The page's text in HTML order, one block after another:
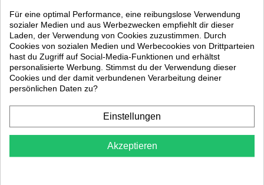
 In den Warenkorb
Auf Lager
Für eine optimal Performance, eine reibungslose Verwendung
sozialer Medien und aus Werbezwecken empfiehlt dir dieser
Laden, der Verwendung von Cookies zuzustimmen. Durch
Cookies von sozialen Medien und Werbecookies von Drittparteien
hast du Zugriff auf Social-Media-Funktionen und erhältst
personalisierte Werbung. Stimmst du der Verwendung dieser
Cookies und der damit verbundenen Verarbeitung deiner
persönlichen Daten zu?
Einstellungen
Akzeptieren